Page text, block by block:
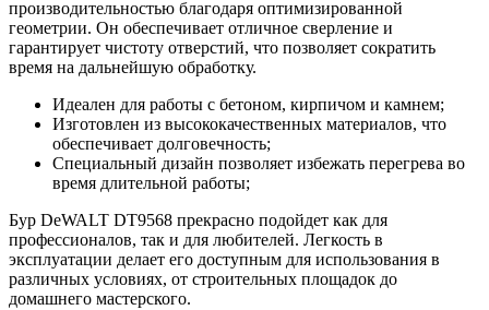
производительностью благодаря оптимизированной
геометрии. Он обеспечивает отличное сверление и
гарантирует чистоту отверстий, что позволяет сократить
время на дальнейшую обработку.
Идеален для работы с бетоном, кирпичом и камнем;
Изготовлен из высококачественных материалов, что
обеспечивает долговечность;
Специальный дизайн позволяет избежать перегрева во
время длительной работы;
Бур DeWALT DT9568 прекрасно подойдет как для
профессионалов, так и для любителей. Легкость в
эксплуатации делает его доступным для использования в
различных условиях, от строительных площадок до
домашнего мастерского.